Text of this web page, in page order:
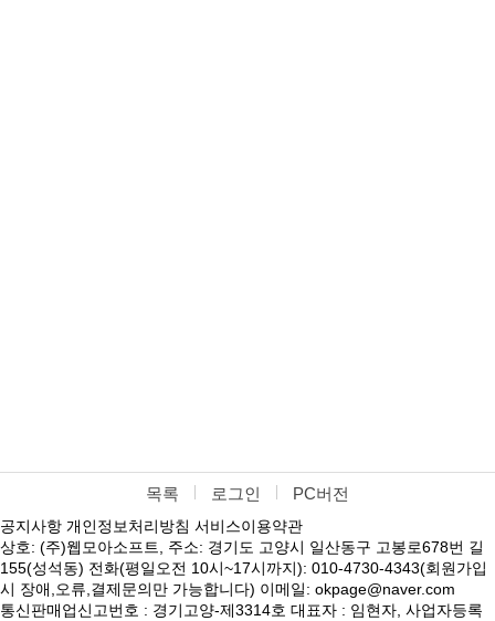
목록 로그인 PC버전
공지사항 개인정보처리방침 서비스이용약관
상호: (주)웹모아소프트, 주소: 경기도 고양시 일산동구 고봉로678번 길
155(성석동) 전화(평일오전 10시~17시까지): 010-4730-4343(회원가입
시 장애,오류,결제문의만 가능합니다) 이메일: okpage@naver.com
통신판매업신고번호 : 경기고양-제3314호 대표자 : 임현자, 사업자등록